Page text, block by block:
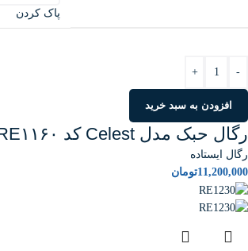
پاک کردن
-
+
افزودن به سبد خرید
رگال حبک مدل Celest کد RE۱۱۶۰
رگال ایستاده
11,200,000تومان